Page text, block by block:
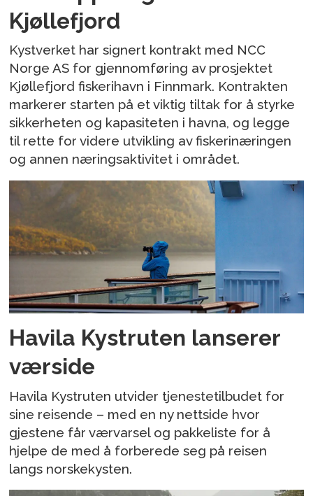
Kjøllefjord
Kystverket har signert kontrakt med NCC
Norge AS for gjennomføring av prosjektet
Kjøllefjord fiskerihavn i Finnmark. Kontrakten
markerer starten på et viktig tiltak for å styrke
sikkerheten og kapasiteten i havna, og legge
til rette for videre utvikling av fiskerinæringen
og annen næringsaktivitet i området.
Havila Kystruten lanserer
værside
Havila Kystruten utvider tjenestetilbudet for
sine reisende – med en ny nettside hvor
gjestene får værvarsel og pakkeliste for å
hjelpe de med å forberede seg på reisen
langs norskekysten.